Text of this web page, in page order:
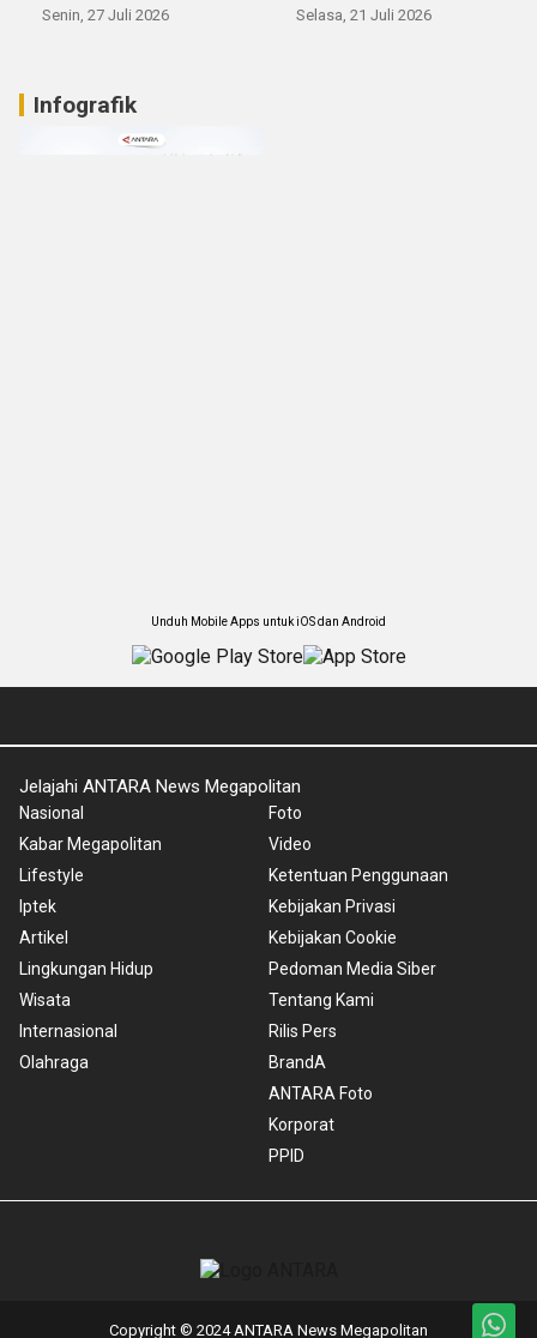
Senin, 27 Juli 2026 Selasa, 21 Juli 2026
Infografik
Unduh Mobile Apps untuk iOS dan Android
Jelajahi ANTARA News Megapolitan
Nasional
Kabar Megapolitan
Lifestyle
Iptek
Artikel
Lingkungan Hidup
Wisata
Internasional
Olahraga
Foto
Video
Ketentuan Penggunaan
Kebijakan Privasi
Kebijakan Cookie
Pedoman Media Siber
Tentang Kami
Rilis Pers
BrandA
ANTARA Foto
Korporat
PPID
Copyright © 2024 ANTARA News Megapolitan